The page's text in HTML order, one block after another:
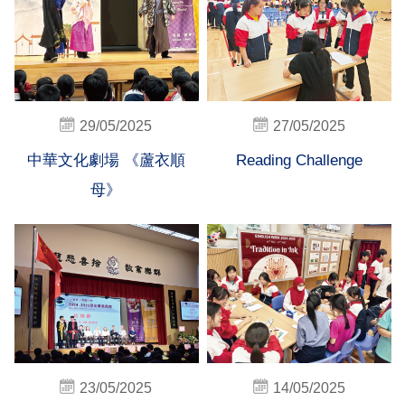
29/05/2025
中華文化劇場 《蘆衣順
母》
27/05/2025
Reading Challenge
23/05/2025 14/05/2025